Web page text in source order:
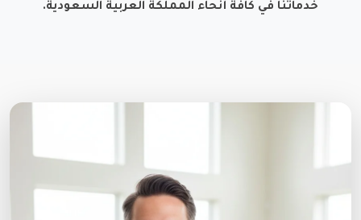
خدماتنا في كافة أنحاء المملكة العربية السعودية.